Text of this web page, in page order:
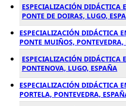
ESPECIALIZACIÓN DIDÁCTICA
PONTE DE DOIRAS, LUGO,
ESPECIALIZACIÓN DIDÁCTICA
PONTE MUIÑOS, PONTEVEDRA,
ESPECIALIZACIÓN DIDÁCTICA
PONTENOVA, LUGO, ESPAÑA
ESPECIALIZACIÓN DIDÁCTICA
PORTELA, PONTEVEDRA,